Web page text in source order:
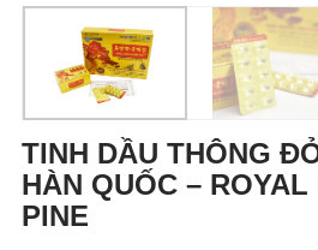
TINH DẦU THÔNG
HÀN QUỐC –
PINE